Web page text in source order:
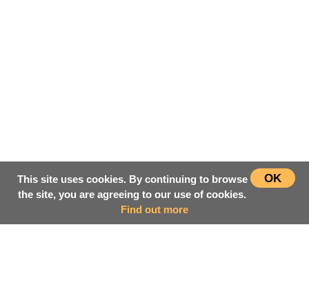
OK
This site uses cookies. By continuing to browse
the site, you are agreeing to our use of cookies.
Find out more